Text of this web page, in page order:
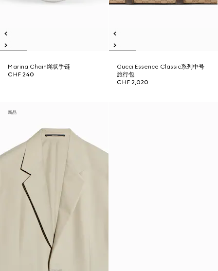
Marina Chain绳状手链
CHF 240
Gucci Essence Classic系列中号
旅行包
CHF 2,020
新品